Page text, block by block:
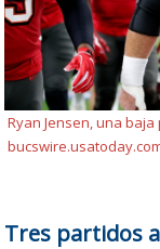
Ryan Jensen, una
Tres partidos